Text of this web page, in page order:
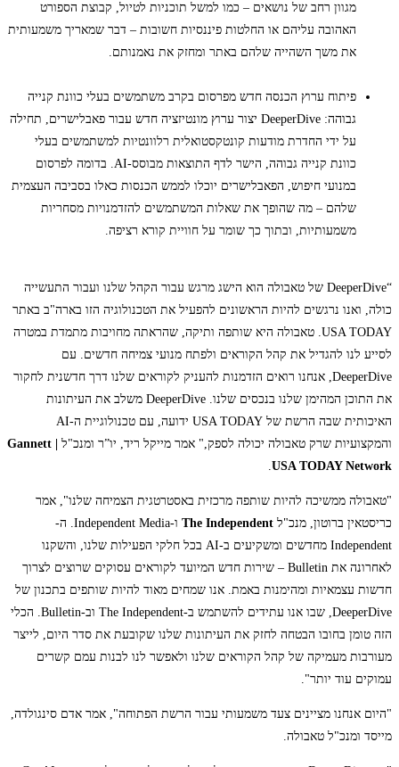
מגוון רחב של נושאים – כמו למשל תוכניות לטיול, קבוצת הספורט
האהובה עליהם או החלטות פיננסיות חשובות – דבר שמאריך משמעותית
את משך השהייה שלהם באתר ומחזק את נאמנותם.
פיתוח ערוץ הכנסה חדש מפרסום בקרב משתמשים בעלי כוונת קנייה
גבוהה: DeeperDive יצור ערוץ מונטיזציה חדש עבור פאבלישרים, תחילה
על ידי החדרת מודעות קונטקסטואלית רלוונטיות למשתמשים בעלי
כוונת קנייה גבוהה, הישר לדף התוצאות מבוסס-AI. בדומה לפרסום
במנועי חיפוש, הפאבלישרים יוכלו לממש הכנסות כאלו בסביבה העצמית
שלהם – מה שהופך את שאלות המשתמשים להזדמנויות מסחריות
משמעותיות, ובתוך כך שומר על חוויית קורא רציפה.
“DeeperDive של טאבולה הוא הישג מרגש עבור הקהל שלנו ועבור התעשייה
כולה, ואנו נרגשים להיות הראשונים להפעיל את הטכנולוגיה הזו בארה"ב באתר
USA TODAY. טאבולה היא שותפה ותיקה, שהראתה מחויבות מתמדת במטרה
לסייע לנו להגדיל את קהל הקוראים ולפתח מנועי צמיחה חדשים. עם
DeeperDive, אנחנו רואים הזדמנות להעניק לקוראים שלנו דרך חדשנית לחקור
את התוכן המהימן שלנו בנכסים שלנו. DeeperDive משלב את העיתונות
האיכותית שבה הרשת של USA TODAY ידועה, עם טכנולוגיית ה-AI
והמקצועיות שרק טאבולה יכולה לספק," אמר מייקל ריד, יו”ר ומנכ"ל
Gannett |
USA TODAY Network
.
"טאבולה ממשיכה להיות שותפה מרכזית באסטרטגית הצמיחה שלנו", אמר
כריסטאין ברוטון, מנכ"ל The Independent
ו-Independent Media. ה-
Independent מחדשים ומשקיעים ב-AI בכל חלקי הפעילות שלנו, והשקנו
לאחרונה את Bulletin – שירות חדש המיועד לקוראים עסוקים שרוצים לצרוך
חדשות עצמאיות ומהימנות באמת. אנו שמחים מאוד להיות שותפים בתכנון של
DeeperDive, שבו אנו עתידים להשתמש ב-The Independent וב-Bulletin. הכלי
הזה טומן בחובו הבטחה לחזק את העיתונות שלנו שקובעת את סדר היום, לייצר
מעורבות מעמיקה של קהל הקוראים שלנו ולאפשר לנו לבנות עמם קשרים
עמוקים עוד יותר".
"היום אנחנו מציינים צעד משמעותי עבור הרשת הפתוחה", אמר אדם סינגולדה,
מייסד ומנכ"ל טאבולה.